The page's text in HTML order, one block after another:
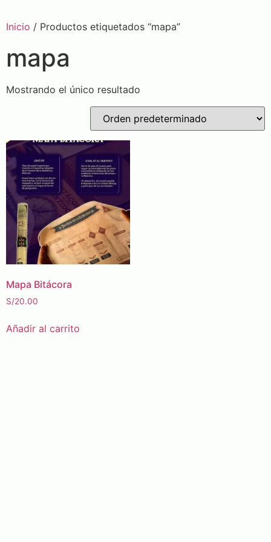
Inicio / Productos etiquetados “mapa”
mapa
Mostrando el único resultado
Mapa Bitácora
S/20.00
Añadir al carrito